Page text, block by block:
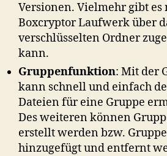
Versionen. Vielmehr gibt es
Boxcryptor Laufwerk über
verschlüsselten Ordner
kann.
Gruppenfunktion: Mit der
kann schnell und einfach
Dateien für eine Gruppe
Des weiteren können
erstellt werden bzw.
hinzugefügt und entfernt